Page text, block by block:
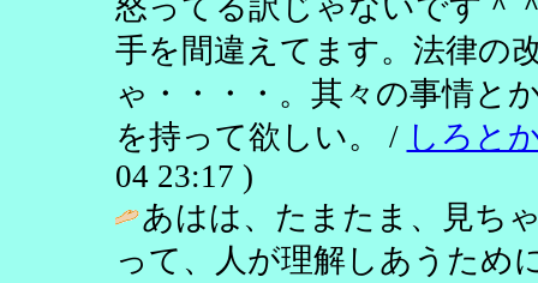
手を間違えてます。法律の
ゃ・・・・。其々の事情と
を持って欲しい。 / しろと
04 23:17 )
あはは、たまたま、見ち
って、人が理解しあうため